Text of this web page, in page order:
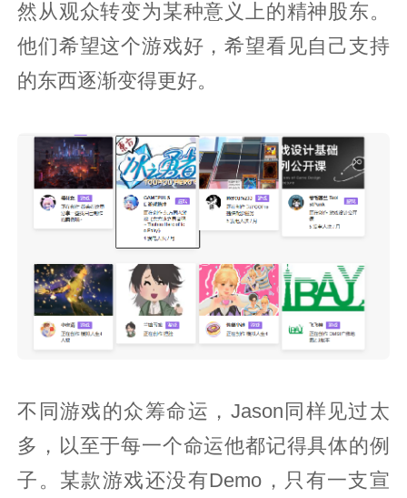
然从观众转变为某种意义上的精神股东。
他们希望这个游戏好，希望看见自己支持
的东西逐渐变得更好。
不同游戏的众筹命运，Jason同样见过太
多，以至于每一个命运他都记得具体的例
子。某款游戏还没有Demo，只有一支宣